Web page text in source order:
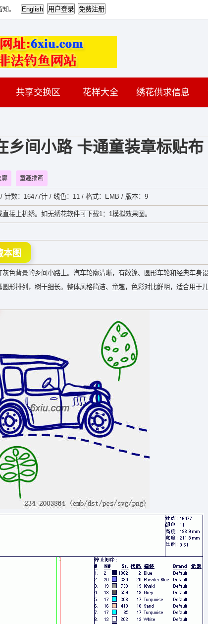
知。
共享交换区 花样大全 绣花供求信息
乡间小路 卡通童装章标贴布
廓 童趣插画
针数：16477针 / 线色：11 / 格式：EMB / 版本：9
接上机绣。如无绣花软件可下载1：1模拟效果图。
本图
色背景的乡间小路上。汽车轮廓清晰，有敞篷、圆形车轮和经典车身
形排列，树干细长。整体风格简洁、童趣，色彩对比鲜明，适合用于